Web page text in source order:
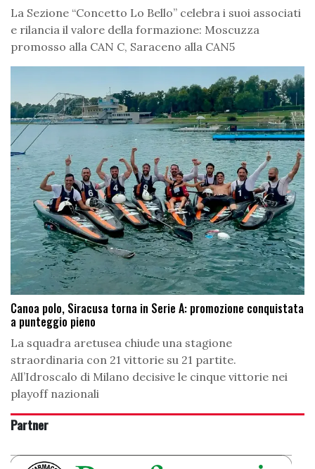
La Sezione “Concetto Lo Bello” celebra i suoi associati
e rilancia il valore della formazione: Moscuzza
promosso alla CAN C, Saraceno alla CAN5
Canoa polo, Siracusa torna in Serie A: promozione conquistata
a punteggio pieno
La squadra aretusea chiude una stagione
straordinaria con 21 vittorie su 21 partite.
All’Idroscalo di Milano decisive le cinque vittorie nei
playoff nazionali
Partner